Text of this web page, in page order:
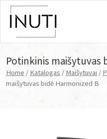
Main Navigation
Potinkinis maišytuvas
Home/Katalogas/Maišytuvai/
maišytuvas bidė Harmonized B